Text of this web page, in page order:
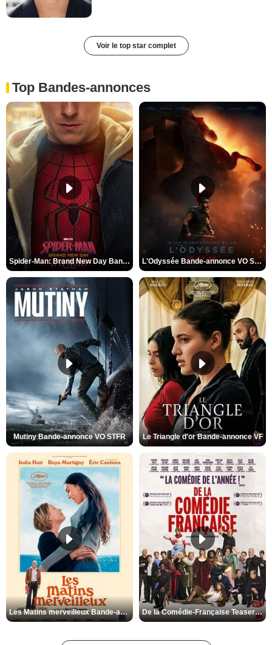
Voir le top star complet
Top Bandes-annonces
Spider-Man: Brand New Day Bande-annonce VO STFR L'Odyssée Bande-annonce VO STFR
Mutiny Bande-annonce VO STFR Le Triangle d'or Bande-annonce VF
Les Matins merveilleux Bande-annonce VF De la Comédie-Française Teaser VF